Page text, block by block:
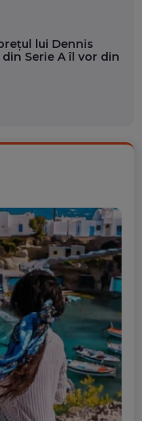
lui Dennis
Serie A îl vor din